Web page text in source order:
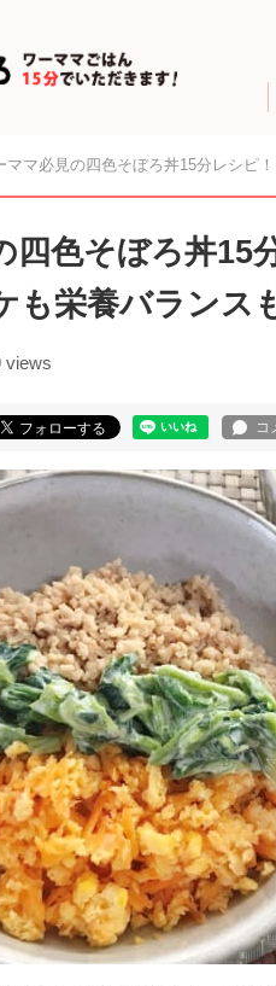
ママ必見の四色そぼろ丼15分レシピ！
四色そぼろ丼15
も栄養バランス
views